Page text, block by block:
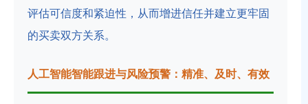
评估可信度和紧迫性，从而增进信任并建立更牢固
的买卖双方关系。
人工智能智能跟进与风险预警：精准、及时、有效